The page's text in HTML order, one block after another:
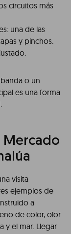
circuitos más
una de las
y pinchos.
o un
es una forma
Mercado
visita
ejemplos de
a
de color, olor
y el mar. Llegar